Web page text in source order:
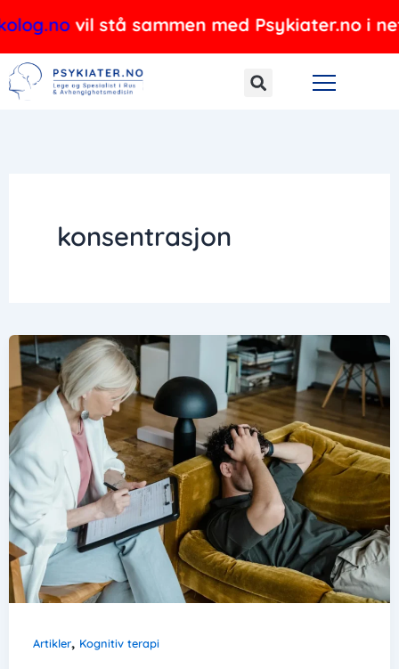
Hopp
til
innholdet
vil stå sammen med Psykiater.no i
konsentrasjon
Artikler, Kognitiv terapi